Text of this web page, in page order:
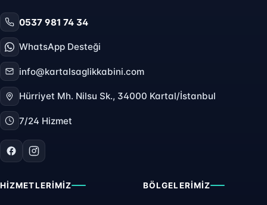
0537 981 74 34
WhatsApp Desteği
info@kartalsaglikkabini.com
Hürriyet Mh. Nilsu Sk., 34000 Kartal/İstanbul
7/24 Hizmet
HIZMETLERIMIZ BÖLGELERIMIZ